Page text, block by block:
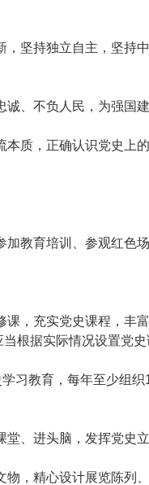
坚持独立自主，坚持
、不负人民，为强国建
质，正确认识党史上
育培训、参观红色场
，充实党史课程，丰
根据实际情况设置党史
教育，每年至少组
、进头脑，发挥党史立
，精心设计展览陈列